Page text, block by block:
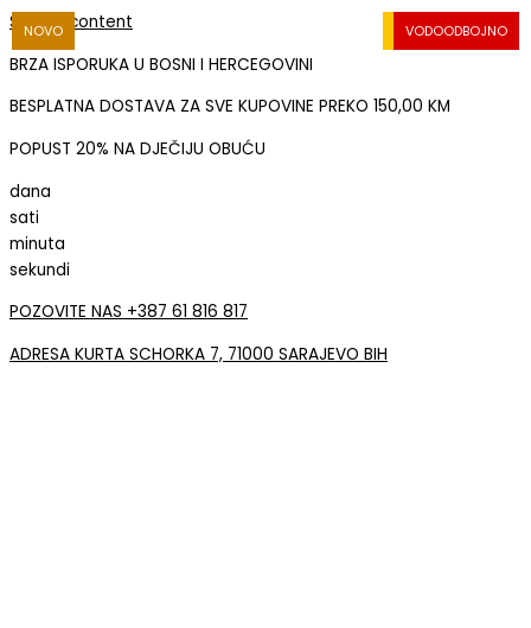
Skip to content
BRZA ISPORUKA U BOSNI I HERCEGOVINI
BESPLATNA DOSTAVA ZA SVE KUPOVINE PREKO 150,00 KM
POPUST 20% NA DJEČIJU OBUĆU
dana
sati
minuta
sekundi
POZOVITE NAS +387 61 816 817
ADRESA KURTA SCHORKA 7, 71000 SARAJEVO BIH
SNIŽENO
SNIŽENO
SNIŽENO
NOVO
SNIŽENO
SNIŽENO
SNIŽENO
SNIŽENO
SVJETLEĆI EFEKAT
SVJETLEĆI EFEKAT
NOVO NOVO
VODOODBOJNO
VODOODBOJNO
VODOODBOJNO